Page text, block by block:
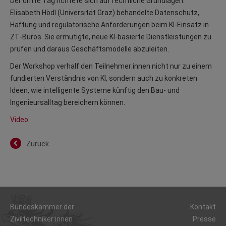
Elisabeth Hödl (Universität Graz) behandelte Datenschutz,
Haftung und regulatorische Anforderungen beim KI‑Einsatz in
ZT‑Büros. Sie ermutigte, neue KI‑basierte Dienstleistungen zu
prüfen und daraus Geschäftsmodelle abzuleiten.
Der Workshop verhalf den Teilnehmer:innen nicht nur zu einem
fundierten Verständnis von KI, sondern auch zu konkreten
Ideen, wie intelligente Systeme künftig den Bau‑ und
Ingenieursalltag bereichern können.
Video
Zurück
Bundeskammer der
Ziviltechniker:innen
Kontakt
Presse